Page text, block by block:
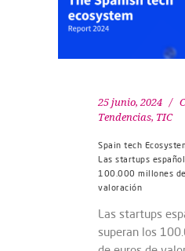
25 junio, 2024
Tendencias, TIC
Spain tech
Las startups
100.000 millones
valoración
Las startups
superan los